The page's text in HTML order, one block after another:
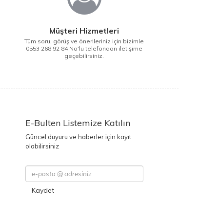
Müşteri Hizmetleri
Tüm soru, görüş ve önerileriniz için bizimle
0553 268 92 84 No'lu telefondan iletişime
geçebilirsiniz.
E-Bulten Listemize Katılın
Güncel duyuru ve haberler için kayıt
olabilirsiniz
Kaydet